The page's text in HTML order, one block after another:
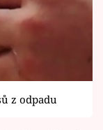
z odpadu